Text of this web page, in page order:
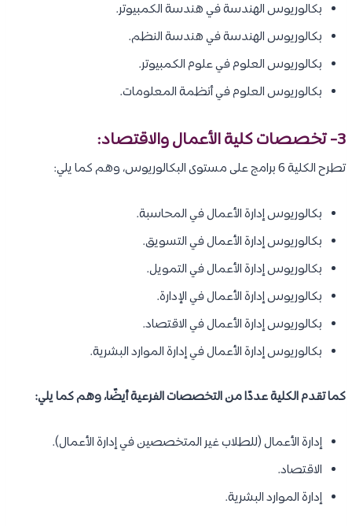
بكالوريوس الهندسة في هندسة الكمبيوتر.
بكالوريوس الهندسة في هندسة النظم.
بكالوريوس العلوم في علوم الكمبيوتر.
بكالوريوس العلوم في أنظمة المعلومات.
3- تخصصات كلية الأعمال والاقتصاد:
تطرح الكلية 6 برامج على مستوى البكالوريوس، وهم كما يلي:
بكالوريوس إدارة الأعمال في المحاسبة.
بكالوريوس إدارة الأعمال في التسويق.
بكالوريوس إدارة الأعمال في التمويل.
بكالوريوس إدارة الأعمال في الإدارة.
بكالوريوس إدارة الأعمال في الاقتصاد.
بكالوريوس إدارة الأعمال في إدارة الموارد البشرية.
كما تقدم الكلية عددًا من التخصصات الفرعية أيضًا، وهم كما يلي:
إدارة الأعمال (للطلاب غير المتخصصين في إدارة الأعمال).
الاقتصاد.
إدارة الموارد البشرية.